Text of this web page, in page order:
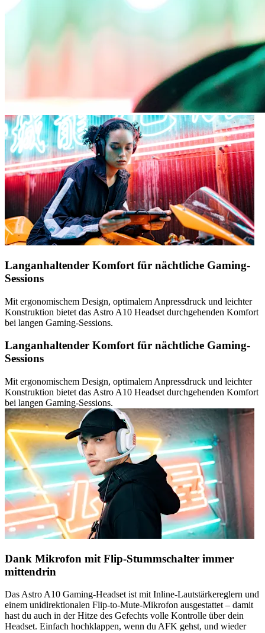
Langanhaltender Komfort für nächtliche Gaming-
Sessions
Mit ergonomischem Design, optimalem Anpressdruck und leichter
Konstruktion bietet das Astro A10 Headset durchgehenden Komfort
bei langen Gaming-Sessions.
Langanhaltender Komfort für nächtliche Gaming-
Sessions
Mit ergonomischem Design, optimalem Anpressdruck und leichter
Konstruktion bietet das Astro A10 Headset durchgehenden Komfort
bei langen Gaming-Sessions.
Dank Mikrofon mit Flip-Stummschalter immer
mittendrin
Das Astro A10 Gaming-Headset ist mit Inline-Lautstärkereglern und
einem unidirektionalen Flip-to-Mute-Mikrofon ausgestattet – damit
hast du auch in der Hitze des Gefechts volle Kontrolle über dein
Headset. Einfach hochklappen, wenn du AFK gehst, und wieder